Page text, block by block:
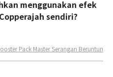
menggunakan efek
sendiri?
Pack Master Serangan Beruntun